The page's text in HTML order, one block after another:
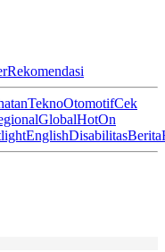
Rekomendasi
TeknoOtomotifCek
GlobalHotOn
EnglishDisabilitasBerita